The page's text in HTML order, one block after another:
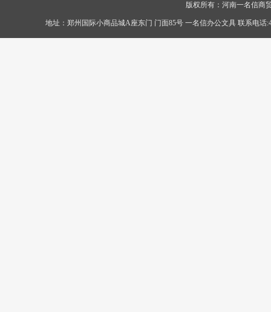
版权所有：河南一名信商
地址：郑州国际小商品城A座东门 门面85号 一名信办公文具 联系电话